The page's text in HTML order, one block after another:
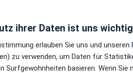
ihrer Daten ist uns wichtig
erlauben Sie uns und
zu verwenden, um Daten für
Surfgewohnheiten basieren. Wenn Sie